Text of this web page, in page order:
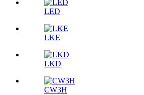
LED
LKE
LKD
CW3H